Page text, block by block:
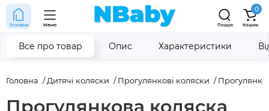
Головна Меню Пошук
0
Кошик
Головна Дитячі коляски Прогулянкові коляски
Прогулянкова коляска
Все про товар Опис Характеристики